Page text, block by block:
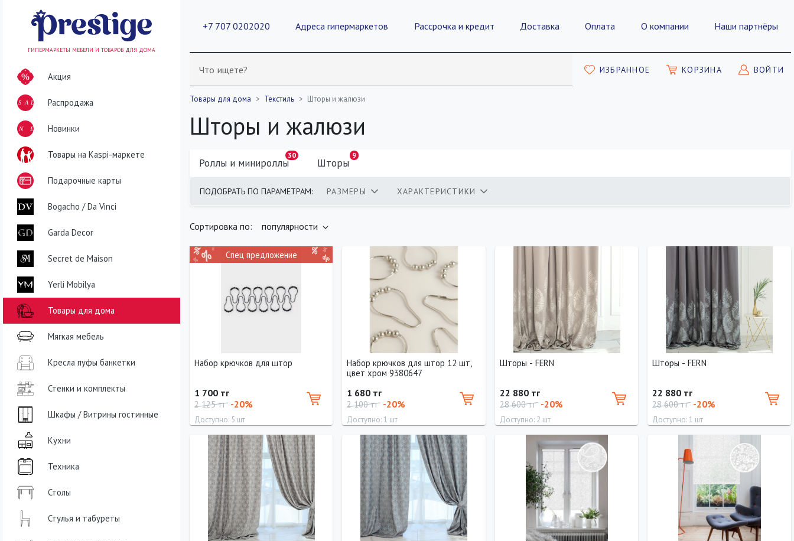
+7 707 0202020 Адреса гипермаркетов Рассрочка и кредит Доставка Оплата О компании Наши партнёры
Что ищете? ИЗБРАННОЕ КОРЗИНА ВОЙТИ
ГИПЕРМАРКЕТЫ МЕБЕЛИ И ТОВАРОВ ДЛЯ ДОМА
Акция
SALE Распродажа
NEWНовинки
Товары на Kaspi-маркете
Подарочные карты
Bogacho / Da Vinci
Garda Decor
Secret de Maison
Yerli Mobilya
Товары для дома
Мягкая мебель
Кресла пуфы банкетки
Стенки и комплекты
Шкафы / Витрины гостинные
Кухни
Техника
Столы
Стулья и табуреты
Товары для дома Текстиль Шторы и жалюзи
Шторы и жалюзи
Роллы и минироллы
30
Шторы
9
ПОДОБРАТЬ ПО ПАРАМЕТРАМ: РАЗМЕРЫ ХАРАКТЕРИСТИКИ
Сортировка по: популярности
Набор крючков для штор
1 700 тг
2 125 тг -20%
Доступно: 5 шт
Спец предложение
Набор крючков для штор 12 шт,
цвет хром 9380647
1 680 тг
2 100 тг -20%
Доступно: 1 шт
Шторы - FERN
22 880 тг
28 600 тг -20%
Доступно: 2 шт
Ширина
300 см
Шторы - FERN
22 880 тг
28 600 тг -20%
Доступно: 1 шт
300 см